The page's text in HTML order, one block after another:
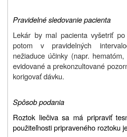
Pravidelné sledovanie pacienta
Lekár by mal pacienta vyšetriť
potom v pravidelných
nežiaduce účinky (napr.
evidované a prekonzultované
korigovať dávku.
Spôsob podania
Roztok liečiva sa má pripraviť
použiteľnosti pripraveného roztoku